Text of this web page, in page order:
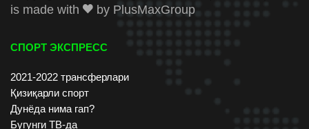
is made with
by PlusMaxGroup
СПОРТ ЭКСПРЕСС
2021-2022 трансферлари
Қизиқарли спорт
Дунёда нима гап?
Бугунги ТВ-да